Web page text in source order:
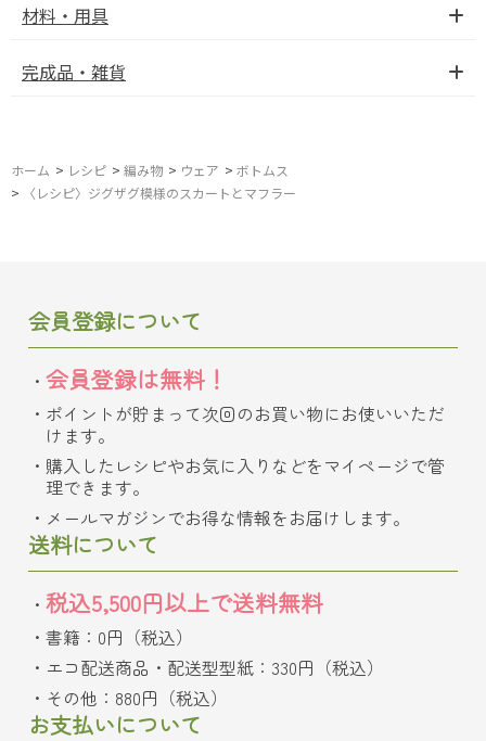
材料・用具
完成品・雑貨
ホーム > レシピ > 編み物 > ウェア > ボトムス
>
〈レシピ〉ジグザグ模様のスカートとマフラー
会員登録について
会員登録は無料！
ポイントが貯まって次回のお買い物にお使いいただ
けます。
購入したレシピやお気に入りなどをマイページで管
理できます。
メールマガジンでお得な情報をお届けします。
送料について
税込5,500円以上で送料無料
書籍：0円（税込）
エコ配送商品・配送型型紙：330円（税込）
その他：880円（税込）
お支払いについて